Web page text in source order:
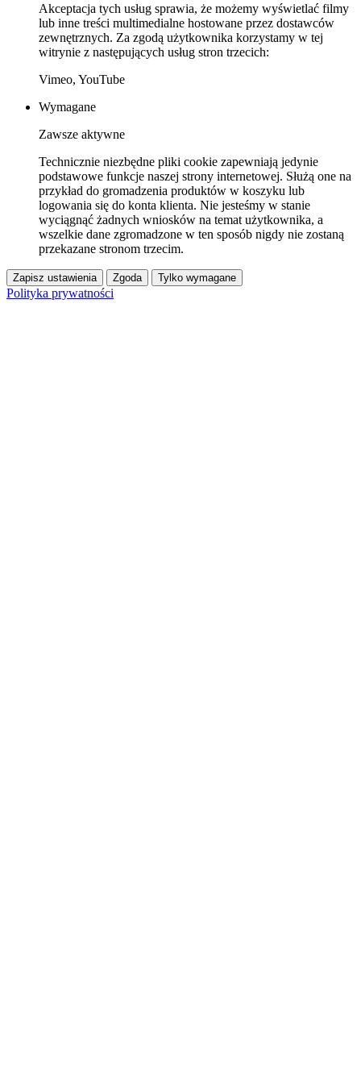
Akceptacja tych usług sprawia, że możemy wyświetlać filmy
lub inne treści multimedialne hostowane przez dostawców
zewnętrznych. Za zgodą użytkownika korzystamy w tej
witrynie z następujących usług stron trzecich:
Vimeo, YouTube
Wymagane
Zawsze aktywne
Technicznie niezbędne pliki cookie zapewniają jedynie
podstawowe funkcje naszej strony internetowej. Służą one na
przykład do gromadzenia produktów w koszyku lub
logowania się do konta klienta. Nie jesteśmy w stanie
wyciągnąć żadnych wniosków na temat użytkownika, a
wszelkie dane zgromadzone w ten sposób nigdy nie zostaną
przekazane stronom trzecim.
Zapisz ustawienia Zgoda Tylko wymagane
Polityka prywatności